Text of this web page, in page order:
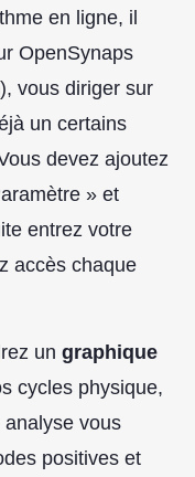
en ligne, il
OpenSynaps
), vous diriger sur
un certains
devez ajoutez
» et
entrez votre
accès chaque
un graphique
cycles physique,
vous
positives et